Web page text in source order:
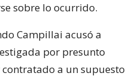
sobre lo ocurrido.
Campillai acusó a
por presunto
a un supuesto